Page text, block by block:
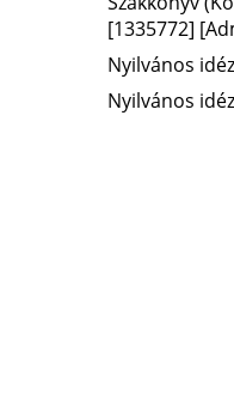
[1335772]
Nyilvános
Nyilvános